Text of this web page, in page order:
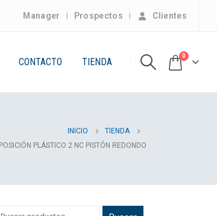
Manager Prospectos Clientes
CONTACTO TIENDA
0
INICIO
TIENDA
PLÁSTICO 2 NC PISTÓN REDONDO